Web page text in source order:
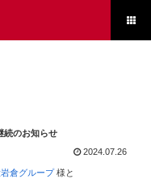

続のお知らせ
2024.07.26
倉グループ様と